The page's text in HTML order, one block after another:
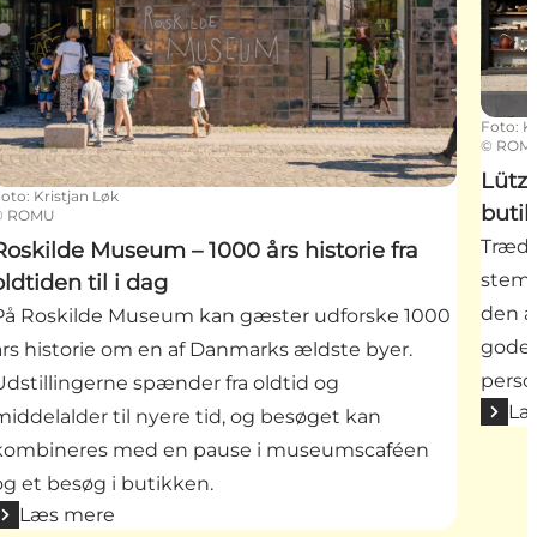
: Kristjan Løk
ROMU
Museum – 1000 års historie fra
til i dag
Roskilde Museum kan gæster udforske 1000
historie om en af Danmarks ældste byer.
spænder fra oldtid og
til nyere tid, og besøget kan
med en pause i museumscaféen
et besøg i butikken.
Læs mere
Foto:
©
butik
Træd
den
gode